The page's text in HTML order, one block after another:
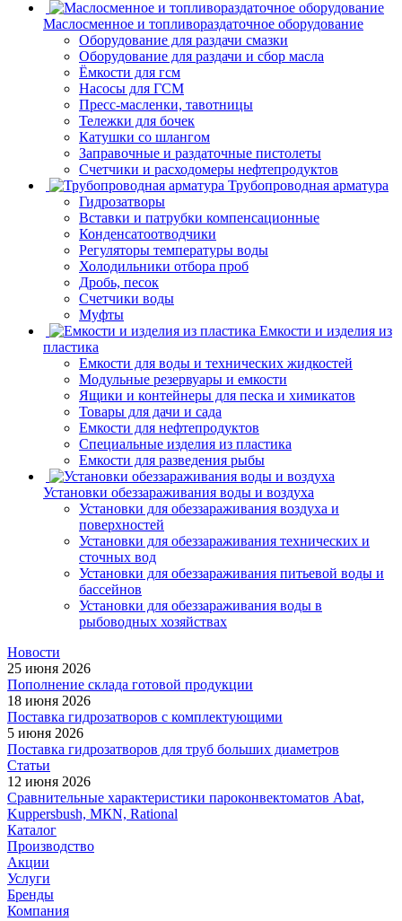
Маслосменное и топливораздаточное оборудование
Оборудование для раздачи смазки
Оборудование для раздачи и сбор масла
Ёмкости для гсм
Насосы для ГСМ
Пресс-масленки, тавотницы
Тележки для бочек
Катушки со шлангом
Заправочные и раздаточные пистолеты
Счетчики и расходомеры нефтепродуктов
Трубопроводная арматура
Гидрозатворы
Вставки и патрубки компенсационные
Конденсатоотводчики
Регуляторы температуры воды
Холодильники отбора проб
Дробь, песок
Счетчики воды
Муфты
Емкости и изделия из
пластика
Емкости для воды и технических жидкостей
Модульные резервуары и емкости
Ящики и контейнеры для песка и химикатов
Товары для дачи и сада
Емкости для нефтепродуктов
Специальные изделия из пластика
Емкости для разведения рыбы
Установки обеззараживания воды и воздуха
Установки для обеззараживания воздуха и
поверхностей
Установки для обеззараживания технических и
сточных вод
Установки для обеззараживания питьевой воды и
бассейнов
Установки для обеззараживания воды в
рыбоводных хозяйствах
Новости
25 июня 2026
Пополнение склада готовой продукции
18 июня 2026
Поставка гидрозатворов с комплектующими
5 июня 2026
Поставка гидрозатворов для труб больших диаметров
Статьи
12 июня 2026
Сравнительные характеристики пароконвектоматов Abat,
Kuppersbush, МКN, Rational
Каталог
Производство
Акции
Услуги
Бренды
Компания